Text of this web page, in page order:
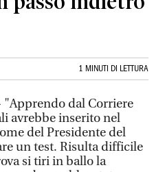
1 MINUTI DI LETTURA
"Apprendo dal Corriere
avrebbe inserito nel
del Presidente del
un test. Risulta difficile
si tiri in ballo la